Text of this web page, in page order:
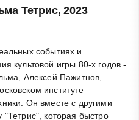
Тетрис, 2023
событиях и
культовой игры 80-х годов -
Алексей Пажитнов,
институте
Он вместе с другими
"Тетрис", которая быстро